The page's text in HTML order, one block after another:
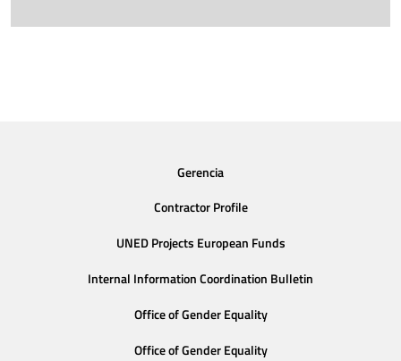
Gerencia
Contractor Profile
UNED Projects European Funds
Internal Information Coordination Bulletin
Office of Gender Equality
Office of Gender Equality